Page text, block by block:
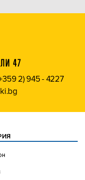
47
2) 945 - 4227